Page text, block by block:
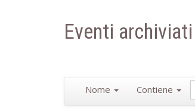
Eventi archiviati
Nome Contiene